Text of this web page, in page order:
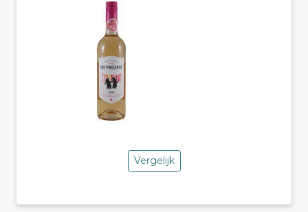
Vergelijk